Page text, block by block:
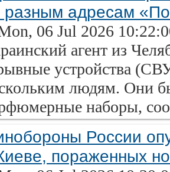
разным адресам
06 Jul 2026
агент из
устройства
людям. Они
наборы,
России
пораженных